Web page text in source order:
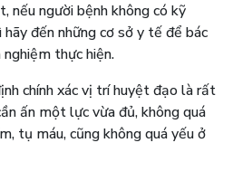
nếu người bệnh không có kỹ
đến những cơ sở y tế để bác
thực hiện.
chính xác vị trí huyệt đạo là rất
ấn một lực vừa đủ, không quá
tụ máu, cũng không quá yếu ở